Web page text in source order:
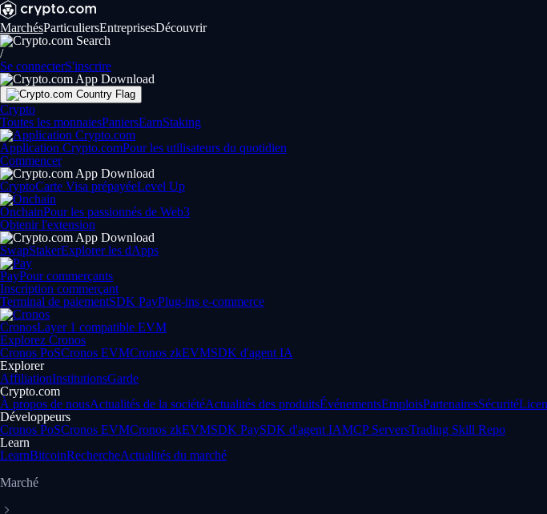
MarchésParticuliersEntreprisesDécouvrir
/
Se connecterS'inscrire
Crypto
Toutes les monnaiesPaniersEarnStaking
Application Crypto.comPour les utilisateurs du quotidien
Commencer
CryptoCarte Visa prépayéeLevel Up
OnchainPour les passionnés de Web3
Obtenir l'extension
SwapStakerExplorer les dApps
PayPour commerçants
Inscription commerçant
Terminal de paiementSDK PayPlug-ins e-commerce
CronosLayer 1 compatible EVM
Explorez Cronos
Cronos PoSCronos EVMCronos zkEVMSDK d'agent IA
Explorer
AffiliationInstitutionsGarde
Crypto.com
À propos de nousActualités de la sociétéActualités des produitsÉvénementsEmploisPartenairesSécurité
Développeurs
Cronos PoSCronos EVMCronos zkEVMSDK PaySDK d'agent IAMCP ServersTrading Skill Repo
Learn
LearnBitcoinRechercheActualités du marché
Marché